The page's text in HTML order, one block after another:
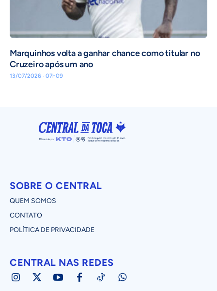
Marquinhos volta a ganhar chance como titular no
Cruzeiro após um ano
13/07/2026 · 07h09
SOBRE O CENTRAL
QUEM SOMOS
CONTATO
POLÍTICA DE PRIVACIDADE
CENTRAL NAS REDES